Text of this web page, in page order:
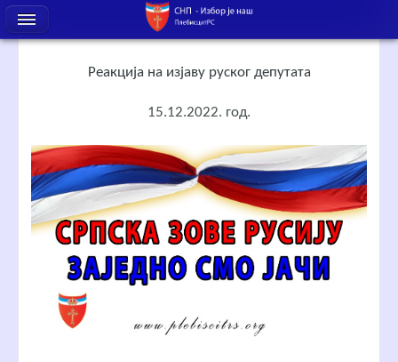
Реакција на изјаву руског депутата
15.12.2022. год.